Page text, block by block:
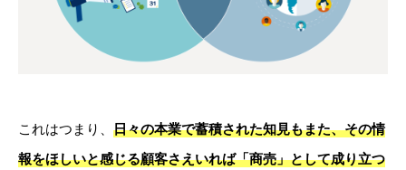
これはつまり、 日々の本業で蓄積された知見もまた、その情
報をほしいと感じる顧客さえいれば「商売」として成り立つ